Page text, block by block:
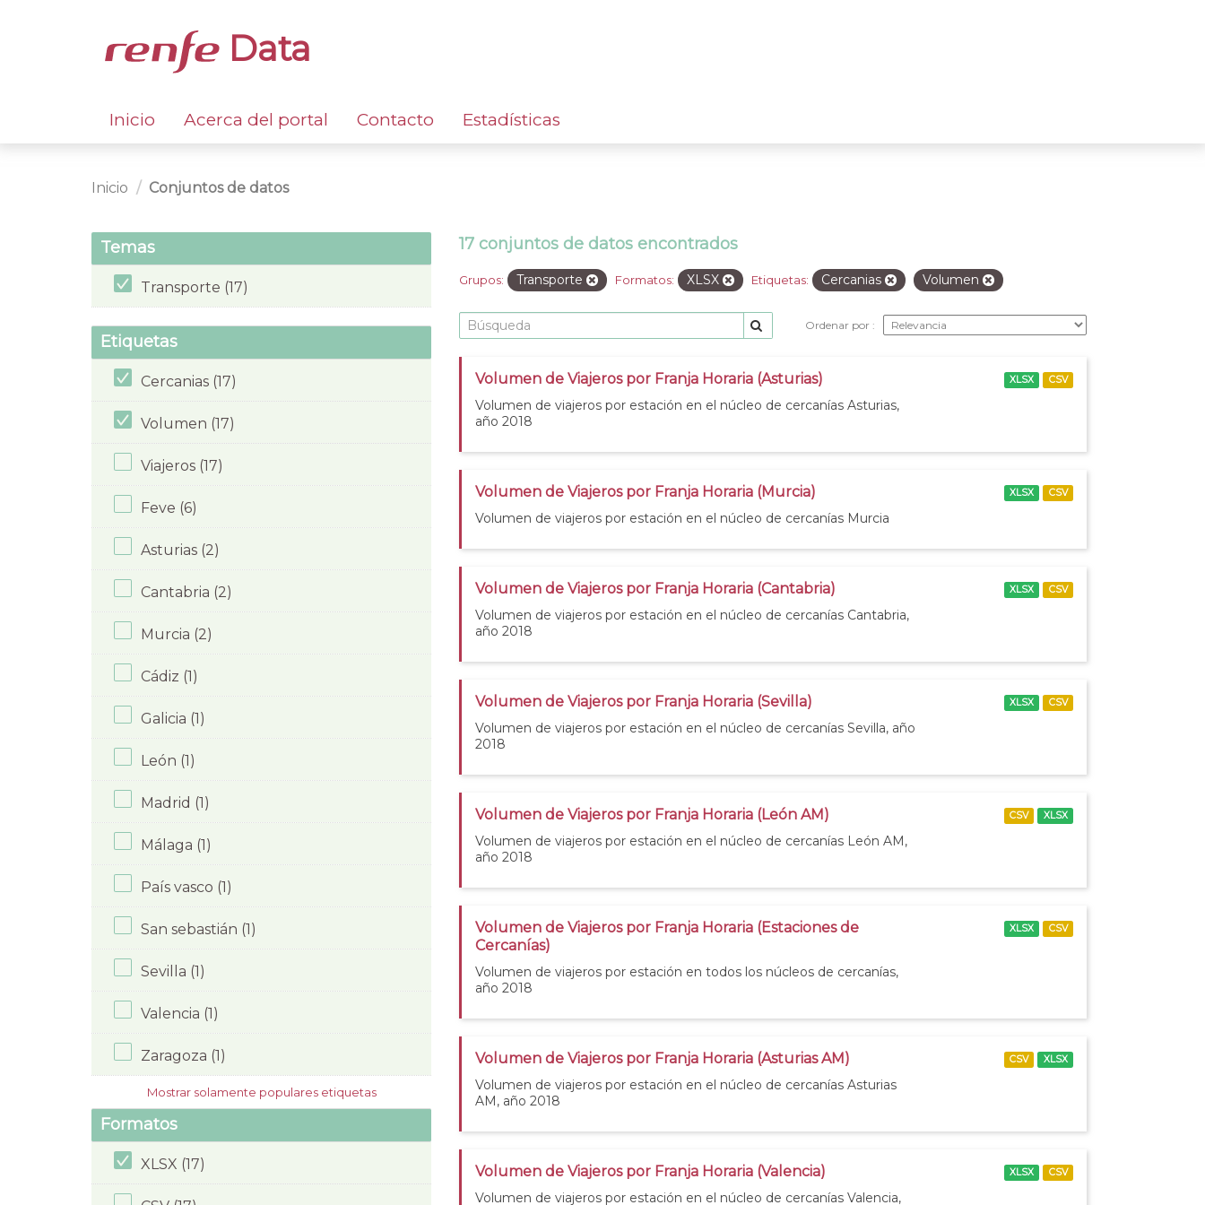
Data
Inicio Acerca del portal Contacto Estadísticas
Inicio Conjuntos de datos
Temas
Transporte (17)
Etiquetas
Cercanias (17)
Volumen (17)
Viajeros (17)
Feve (6)
Asturias (2)
Cantabria (2)
Murcia (2)
Cádiz (1)
Galicia (1)
León (1)
Madrid (1)
Málaga (1)
País vasco (1)
San sebastián (1)
Sevilla (1)
Valencia (1)
Zaragoza (1)
Mostrar solamente populares etiquetas
Formatos
XLSX (17)
17 conjuntos de datos encontrados
Grupos: Transporte Formatos: XLSX Etiquetas: Cercanias Volumen
Ordenar por
Volumen de Viajeros por Franja Horaria (Asturias)
Volumen de viajeros por estación en el núcleo de cercanías Asturias,
año 2018
XLSX CSV
Volumen de Viajeros por Franja Horaria (Murcia)
Volumen de viajeros por estación en el núcleo de cercanías Murcia
XLSX CSV
Volumen de Viajeros por Franja Horaria (Cantabria)
Volumen de viajeros por estación en el núcleo de cercanías Cantabria,
año 2018
XLSX CSV
Volumen de Viajeros por Franja Horaria (Sevilla)
Volumen de viajeros por estación en el núcleo de cercanías Sevilla, año
2018
XLSX CSV
Volumen de Viajeros por Franja Horaria (León AM)
Volumen de viajeros por estación en el núcleo de cercanías León AM,
año 2018
CSV XLSX
Volumen de Viajeros por Franja Horaria (Estaciones de
Cercanías)
Volumen de viajeros por estación en todos los núcleos de cercanías,
año 2018
XLSX CSV
Volumen de Viajeros por Franja Horaria (Asturias AM)
Volumen de viajeros por estación en el núcleo de cercanías Asturias
AM, año 2018
CSV XLSX
Volumen de Viajeros por Franja Horaria (Valencia)
Volumen de viajeros por estación en el núcleo de cercanías Valencia,
XLSX CSV